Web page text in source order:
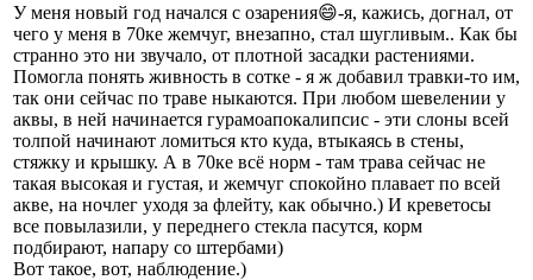
У меня новый год начался с озарения😄-я, кажись, догнал, от
чего у меня в 70ке жемчуг, внезапно, стал шугливым.. Как бы
странно это ни звучало, от плотной засадки растениями.
Помогла понять живность в сотке - я ж добавил травки-то им,
так они сейчас по траве ныкаются. При любом шевелении у
аквы, в ней начинается гурамоапокалипсис - эти слоны всей
толпой начинают ломиться кто куда, втыкаясь в стены,
стяжку и крышку. А в 70ке всё норм - там трава сейчас не
такая высокая и густая, и жемчуг спокойно плавает по всей
акве, на ночлег уходя за флейту, как обычно.) И креветосы
все повылазили, у переднего стекла пасутся, корм
подбирают, напару со штербами)
Вот такое, вот, наблюдение.)